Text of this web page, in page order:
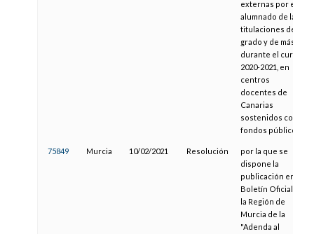
externas por el
alumnado de las
titulaciones de
grado y de máster
durante el curso
2020-2021, en
centros
docentes de
Canarias
sostenidos con
fondos públicos
75849 Murcia 10/02/2021 Resolución
por la que se
dispone la
publicación en el
Boletín Oficial de
la Región de
Murcia de la
"Adenda al